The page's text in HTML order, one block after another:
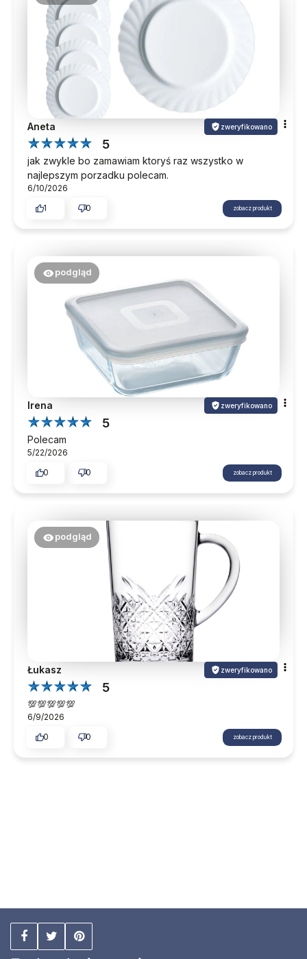
Aneta zweryfikowano
5
jak zwykle bo zamawiam ktoryś raz wszystko w
najlepszym porzadku polecam.
6/10/2026
1
0 zobacz produkt
podgląd
Irena zweryfikowano
5
Polecam
5/22/2026
0
0 zobacz produkt
podgląd
Łukasz zweryfikowano
5
💯💯💯💯💯
6/9/2026
0
0 zobacz produkt